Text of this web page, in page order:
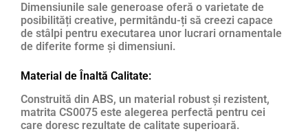
Dimensiunile sale generoase oferă o varietate de
posibilități creative, permitându-ți să creezi capace
de stâlpi pentru executarea unor lucrari ornamentale
de diferite forme și dimensiuni.
Material de Înaltă Calitate:
Construită din ABS, un material robust și rezistent,
matrita CS0075 este alegerea perfectă pentru cei
care doresc rezultate de calitate superioară.